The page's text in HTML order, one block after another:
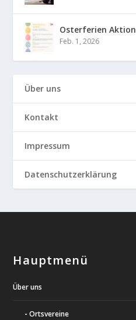
Osterferien Aktion
Feb. 1, 2026
Über uns
Kontakt
Impressum
Datenschutzerklärung
Hauptmenü
Über uns
Ortsvereine